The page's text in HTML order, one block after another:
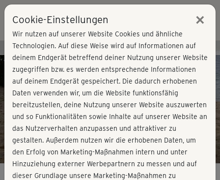
Play
Video
Kursvorschau - Jetzt mitmachen!
Cookie-Einstellungen ×
Wir nutzen auf unserer Website Cookies und ähnliche
Technologien. Auf diese Weise wird auf Informationen auf
deinem Endgerät betreffend deiner Nutzung unserer Website
zugegriffen bzw. es werden entsprechende Informationen
auf deinem Endgerät gespeichert. Die dadurch erhobenen
Daten verwenden wir, um die Website funktionsfähig
bereitzustellen, deine Nutzung unserer Website auszuwerten
und so Funktionalitäten sowie Inhalte auf unserer Website an
das Nutzerverhalten anzupassen und attraktiver zu
gestalten. Außerdem nutzen wir die erhobenen Daten, um
den Erfolg von Marketing-Maßnahmen intern und unter
Hinzuziehung externer Werbepartnern zu messen und auf
dieser Grundlage unsere Marketing-Maßnahmen zu